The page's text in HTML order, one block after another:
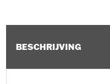
BESCHRIJVING